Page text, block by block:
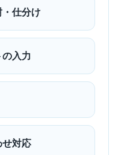
・仕分け
入力
せ対応